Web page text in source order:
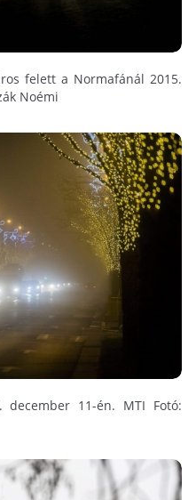
felett a Normafánál 2015.
Noémi
11-én. MTI Fotó: